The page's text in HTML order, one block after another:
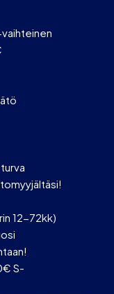
12-72kk)
S-